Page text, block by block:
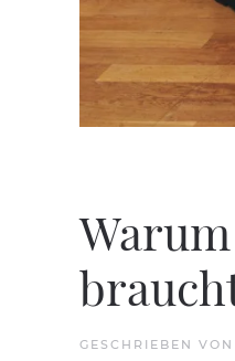
GESCHRIEBEN VON